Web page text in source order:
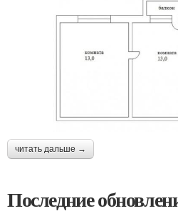
читать дальше →
Последние